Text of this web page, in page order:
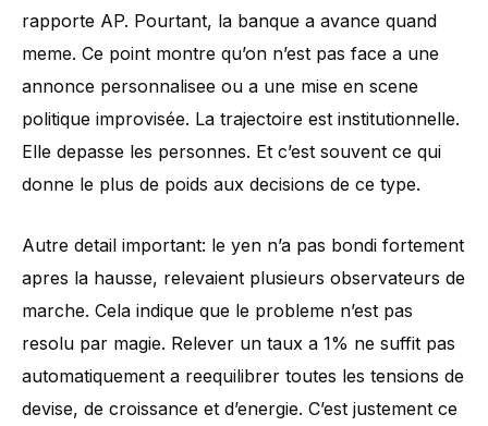
rapporte AP. Pourtant, la banque a avance quand
meme. Ce point montre qu’on n’est pas face a une
annonce personnalisee ou a une mise en scene
politique improvisée. La trajectoire est institutionnelle.
Elle depasse les personnes. Et c’est souvent ce qui
donne le plus de poids aux decisions de ce type.
Autre detail important: le yen n’a pas bondi fortement
apres la hausse, relevaient plusieurs observateurs de
marche. Cela indique que le probleme n’est pas
resolu par magie. Relever un taux a 1% ne suffit pas
automatiquement a reequilibrer toutes les tensions de
devise, de croissance et d’energie. C’est justement ce